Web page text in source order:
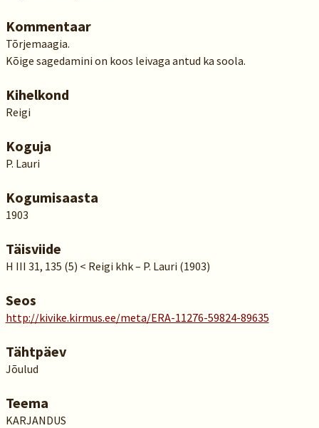
Kommentaar
Tõrjemaagia.
Kõige sagedamini on koos leivaga antud ka soola.
Kihelkond
Reigi
Koguja
P. Lauri
Kogumisaasta
1903
Täisviide
H III 31, 135 (5) < Reigi khk – P. Lauri (1903)
Seos
http://kivike.kirmus.ee/meta/ERA-11276-59824-89635
Tähtpäev
Jõulud
Teema
KARJANDUS